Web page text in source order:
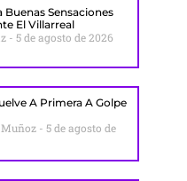
Buenas Sensaciones
El Villarreal
5 de agosto de 2026
A Primera A Golpe
5 de agosto de